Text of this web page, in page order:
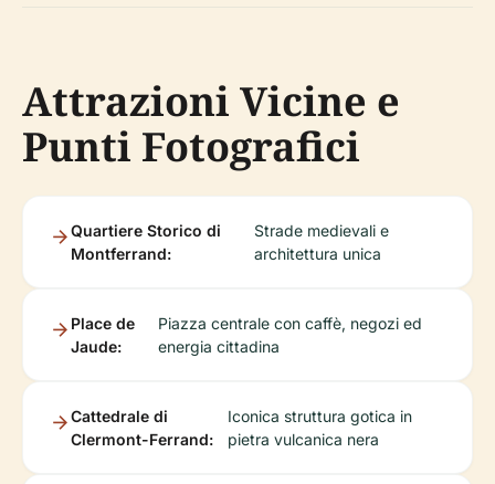
Attrazioni Vicine e
Punti Fotografici
Quartiere Storico di
Montferrand:
Strade medievali e
architettura unica
Place de
Jaude:
Piazza centrale con caffè, negozi ed
energia cittadina
Cattedrale di
Clermont-Ferrand:
Iconica struttura gotica in
pietra vulcanica nera